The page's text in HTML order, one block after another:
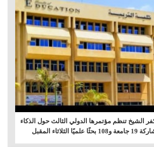
كفر الشيخ تنظم مؤتمرها الدولي الثالث حول الذكاء
المقبل